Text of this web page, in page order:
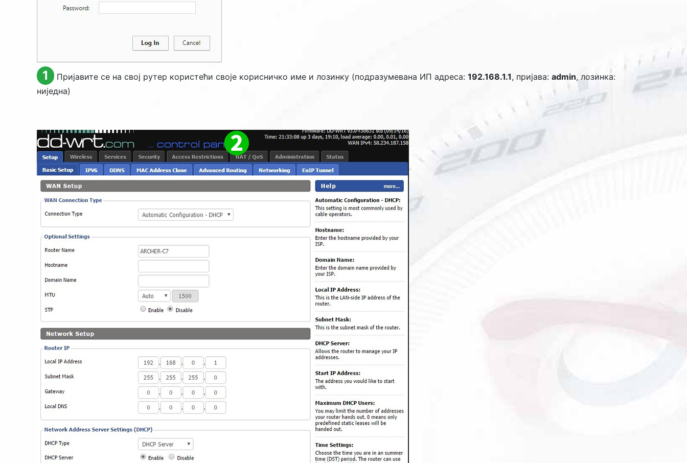
1 Пријавите се на свој рутер користећи своје корисничко име и лозинку (подразумевана ИП адреса: 192.168.1.1, пријава: admin, лозинка:
ниједна)